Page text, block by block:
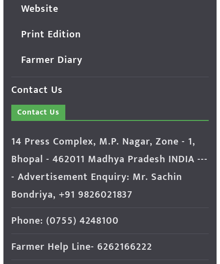
Website
Print Edition
Farmer Diary
Contact Us
Contact Us
14 Press Complex, M.P. Nagar, Zone - 1,
Bhopal - 462011 Madhya Pradesh INDIA ---
- Advertisement Enquiry: Mr. Sachin
Bondriya, +91 9826021837
Phone: (0755) 4248100
Farmer Help Line- 6262166222